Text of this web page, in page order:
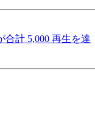
合計 5,000 再生を達